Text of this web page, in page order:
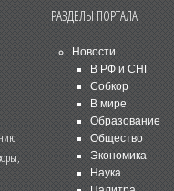
РАЗДЕЛЫ ПОРТАЛА
Новости
В РФ и СНГ
Собкор
В мире
Образование
Общество
Экономика
Наука